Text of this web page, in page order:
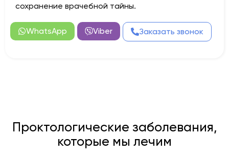
сохранение врачебной тайны.
WhatsApp Viber Заказать звонок
Проктологические заболевания,
которые мы лечим